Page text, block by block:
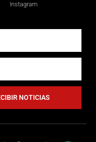
Instagram
NOTICIAS